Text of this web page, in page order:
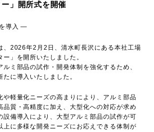
ー」開所式を開催
導入 ―
、2026年2月2日、清水町長沢にある本社工場
」を開所いたしました。
ミ部品の試作・開発体制を強化するため、
に導入いたしました。
や軽量化ニーズの高まりにより、アルミ部品
品質・高精度に加え、大型化への対応が求め
設備導入により、大型アルミ部品の試作が可
上に多様な開発ニーズにお応えできる体制が